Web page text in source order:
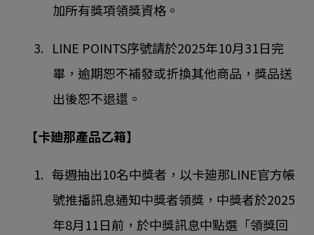
加所有獎項領獎資格。
3. LINE POINTS序號請於2025年10月31日完
畢，逾期恕不補發或折換其他商品，獎品送
出後恕不退還。
【卡廸那產品乙箱】
1. 每週抽出10名中獎者，以卡廸那LINE官方帳
號推播訊息通知中獎者領獎，中獎者於2025
年8月11日前，於中獎訊息中點選「領獎回